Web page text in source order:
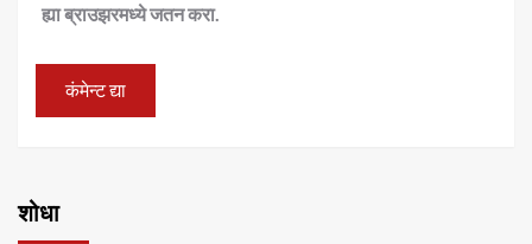
ह्या ब्राउझरमध्ये जतन करा.
शोधा